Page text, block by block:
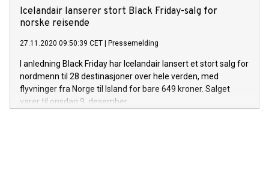
Icelandair lanserer stort Black Friday-salg for
norske reisende
27.11.2020 09:50:39 CET | Pressemelding
I anledning Black Friday har Icelandair lansert et stort salg for
nordmenn til 28 destinasjoner over hele verden, med
flyvninger fra Norge til Island for bare 649 kroner. Salget
varer til onsdag 9. desember.